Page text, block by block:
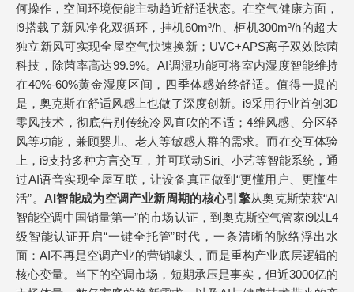
何操作，空间环境便能主动趋近舒适状态。在空气健康方面，
i9搭载了新风净化双循环，挂机60m³/h、柜机300m³/h的超大
独立新风可实现全屋空气快速换新；UVC+APS离子双效除菌
科技，除菌率高达99.9%。AI调湿功能可将室内湿度智能维持
在40%-60%黄金湿度区间，四季体感始终舒适。值得一提的
是，奥克斯在舒适风感上也做了深度创新。i9采用行业首创3D
零风技术，彻底告别传统冷风直吹的不适；4维风感、分区轻
风等功能，兼顾婴儿、老人等敏感人群的需求。而在交互体验
上，i9支持多种方言交互，并可联动Siri、小艺等智能系统，通
过AI语音实现全屋互联，让设备真正做到“更懂用户、更懂生
活”。 AI智能成为空调产业新周期的核心引擎从奥克斯荣获“AI
智能空调中国销量第一”的市场认证，到奥克斯空气管家i9以L4
级智能认证开启“一键全托管”时代，一条清晰的脉络浮出水
面：AI不再是空调产业的营销噱头，而是重构产业底层逻辑的
核心变量。当下的空调市场，短期承压是事实，但近3000亿的